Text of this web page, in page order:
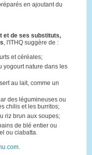
en ajoutant du
et de ses substituts,
, l'ITHQ suggère de :
et céréales;
yogourt nature dans les
au lait, comme un
des légumineuses ou
chilis et les burritos;
riz brun aux soupes;
de blé entier ou
ou ciabatta.
.